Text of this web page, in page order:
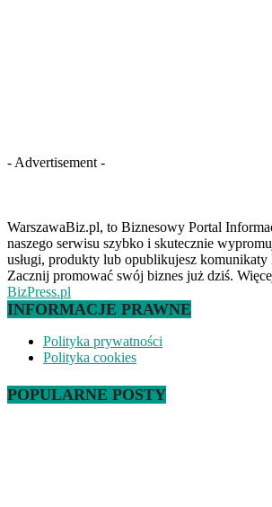
- Advertisement -
WarszawaBiz.pl, to Biznesowy Portal
naszego serwisu szybko i skutecznie
usługi, produkty lub opublikujesz komunikaty
Zacznij promować swój biznes już dziś.
BizPress.pl
INFORMACJE PRAWNE
Polityka prywatności
Polityka cookies
POPULARNE POSTY